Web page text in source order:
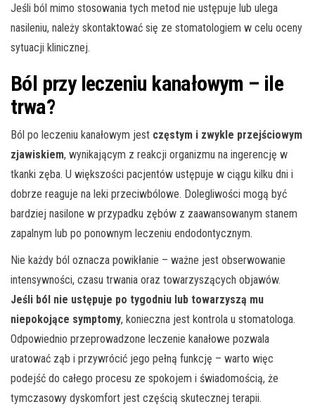
Jeśli ból mimo stosowania tych metod nie ustępuje lub ulega
nasileniu, należy skontaktować się ze stomatologiem w celu oceny
sytuacji klinicznej.
Ból przy leczeniu kanałowym – ile
trwa?
Ból po leczeniu kanałowym jest częstym i zwykle przejściowym
zjawiskiem, wynikającym z reakcji organizmu na ingerencję w
tkanki zęba. U większości pacjentów ustępuje w ciągu kilku dni i
dobrze reaguje na leki przeciwbólowe. Dolegliwości mogą być
bardziej nasilone w przypadku zębów z zaawansowanym stanem
zapalnym lub po ponownym leczeniu endodontycznym.
Nie każdy ból oznacza powikłanie – ważne jest obserwowanie
intensywności, czasu trwania oraz towarzyszących objawów.
Jeśli ból nie ustępuje po tygodniu lub towarzyszą mu
niepokojące symptomy, konieczna jest kontrola u stomatologa.
Odpowiednio przeprowadzone leczenie kanałowe pozwala
uratować ząb i przywrócić jego pełną funkcję – warto więc
podejść do całego procesu ze spokojem i świadomością, że
tymczasowy dyskomfort jest częścią skutecznej terapii.